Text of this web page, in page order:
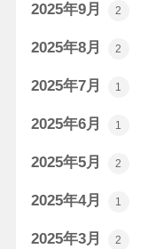
2025年9月 2
2025年8月 2
2025年7月 1
2025年6月 1
2025年5月 2
2025年4月 1
2025年3月 2